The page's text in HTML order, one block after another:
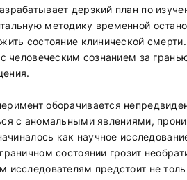
дерзкий план по
методику временной
состояние клинической
человеческим сознанием за
оборачивается
с аномальными явлениями,
как научное
состоянии грозит
исследователям предстоит не